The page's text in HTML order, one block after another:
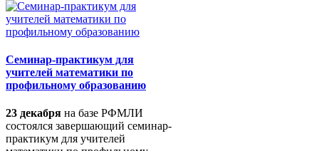
Семинар-практикум для
учителей математики по
профильному образованию
23 декабря на базе РФМЛИ
состоялся завершающий семинар-
практикум для учителей